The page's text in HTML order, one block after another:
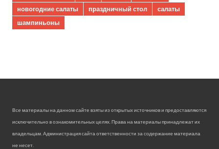
новогодние салаты
праздничный стол
салаты
шампиньоны
Все материалы на данном сайте взяты из открытых источников и предоставляются
исключительно в ознакомительных целях. Права на материалы принадлежат их
владельцам. Администрация сайта ответственности за содержание материала
не несет.